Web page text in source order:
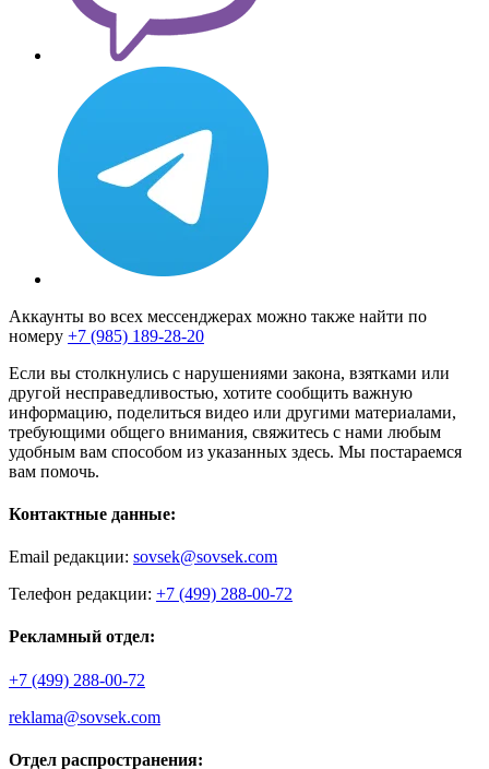
Аккаунты во всех мессенджерах можно также найти по
номеру +7 (985) 189-28-20
Если вы столкнулись с нарушениями закона, взятками или
другой несправедливостью, хотите сообщить важную
информацию, поделиться видео или другими материалами,
требующими общего внимания, свяжитесь с нами любым
удобным вам способом из указанных здесь. Мы постараемся
вам помочь.
Контактные данные:
Email редакции: sovsek@sovsek.com
Телефон редакции: +7 (499) 288-00-72
Рекламный отдел:
+7 (499) 288-00-72
reklama@sovsek.com
Отдел распространения: